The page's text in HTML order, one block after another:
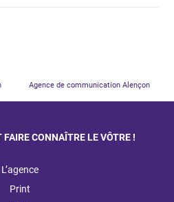
Agence de communication Alençon
FAIRE CONNAÎTRE LE VÔTRE !
L’agence
Print